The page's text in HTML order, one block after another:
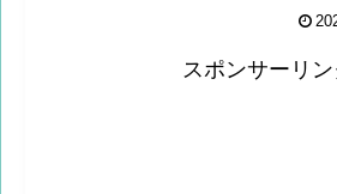
スポンサーリン